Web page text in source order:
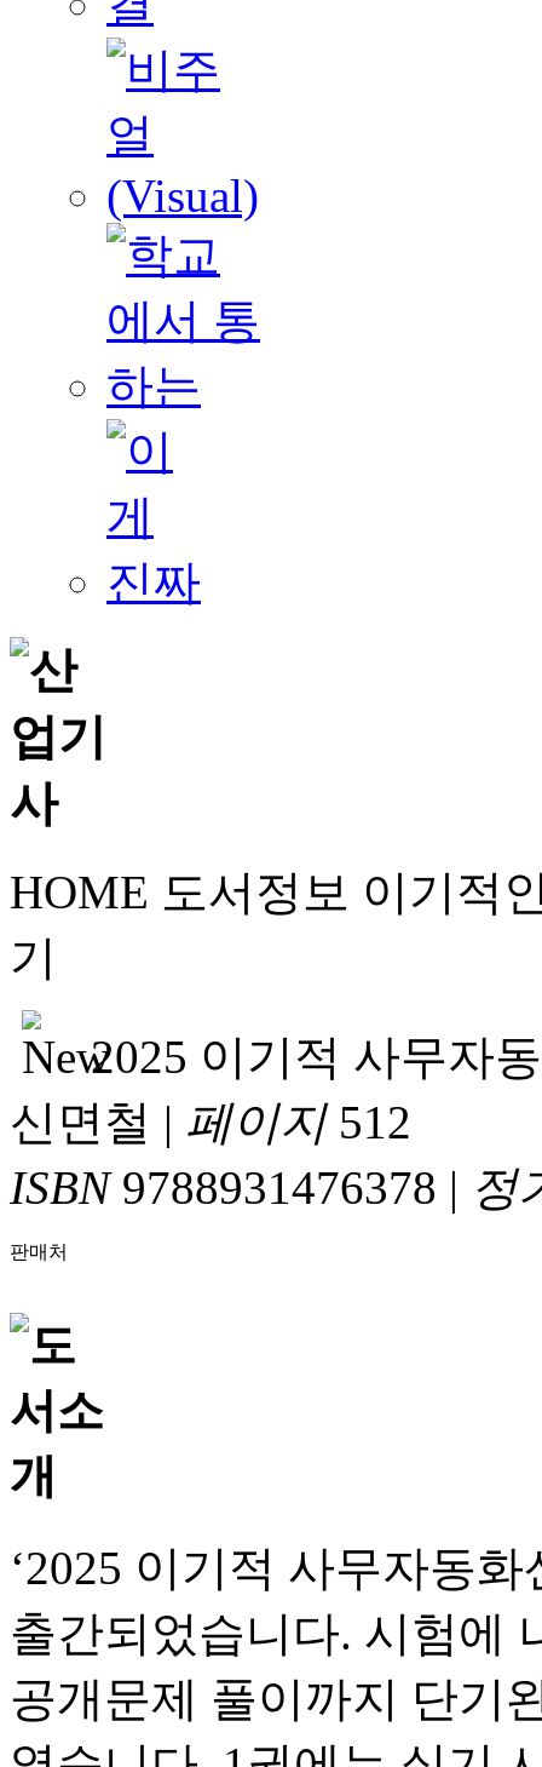
HOME 도서정보 이기적
기
2025 이기적 사무자
신면철 | 페이지512
ISBN9788931476378 | 정
판매처
‘2025 이기적 사무자동
출간되었습니다. 시험에
공개문제 풀이까지 단기